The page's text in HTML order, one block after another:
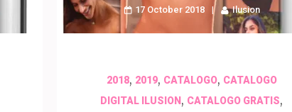
17 October 2018 Ilusion
2018, 2019, CATALOGO, CATALOGO
DIGITAL ILUSION , CATALOGO GRATIS,